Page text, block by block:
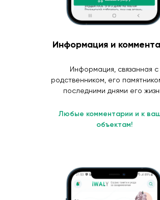
Информация и
Информация, связанная с
родственником, его
последними днями его
Любые комментарии и к
объектам!